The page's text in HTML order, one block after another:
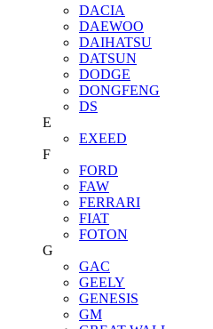
DACIA
DAEWOO
DAIHATSU
DATSUN
DODGE
DONGFENG
DS
E
EXEED
F
FORD
FAW
FERRARI
FIAT
FOTON
G
GAC
GEELY
GENESIS
GM